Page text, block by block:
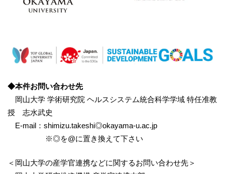
◆本件お問い合わせ先
岡山大学 学術研究院 ヘルスシステム統合科学学域 特任准教
授 志水武史
E-mail：shimizu.takeshi◎okayama-u.ac.jp
※◎を@に置き換えて下さい
＜岡山大学の産学官連携などに関するお問い合わせ先＞